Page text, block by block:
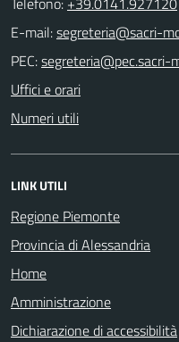
E-mail:
PEC:
Uffici e orari
Numeri utili
LINK UTILI
Regione Piemonte
Provincia di Alessandria
Home
Amministrazione
Dichiarazione di accessibilità